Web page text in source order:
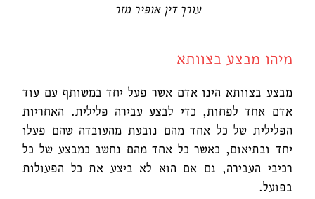
עורך דין אופיר מזר
מיהו מבצע בצוותא
מבצע בצוותא הינו אדם אשר פעל יחד במשותף עם עוד
אדם אחד לפחות, כדי לבצע עבירה פלילית. האחריות
הפלילית של כל אחד מהם נובעת מהעובדה שהם פעלו
יחד ובתיאום, כאשר כל אחד מהם נחשב כמבצע של כל
רכיבי העבירה, גם אם הוא לא ביצע את כל הפעולות
בפועל.